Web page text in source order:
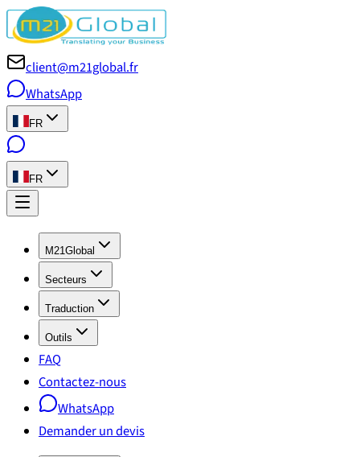
client@m21global.fr
WhatsApp
FR
FR
M21Global
Secteurs
Traduction
Outils
FAQ
Contactez-nous
WhatsApp
Demander un devis